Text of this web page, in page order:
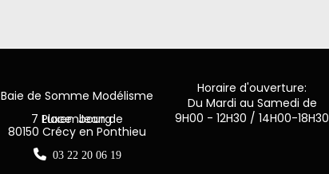
Baie de Somme Modélisme
7 Place Jean de Luxembourg
80150 Crécy en Ponthieu
 03 22 20 06 19
Horaire d'ouverture:
Du Mardi au Samedi de
9H00 - 12H30 / 14H00-18H30